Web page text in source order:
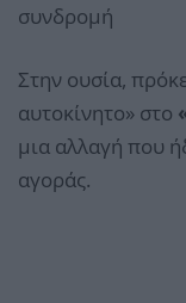
συνδρομή
Στην ουσία,
αυτοκίνητο» στο
μια αλλαγή που
αγοράς.